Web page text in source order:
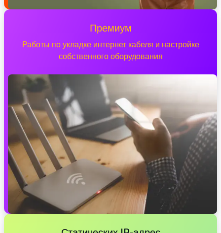
Премиум
Работы по укладке интернет кабеля и настройке
собственного оборудования